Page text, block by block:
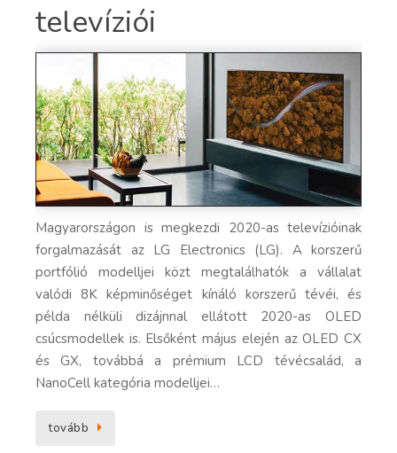
televíziói
Magyarországon is megkezdi 2020-as televízióinak
forgalmazását az LG Electronics (LG). A korszerű
portfólió modelljei közt megtalálhatók a vállalat
valódi 8K képminőséget kínáló korszerű tévéi, és
példa nélküli dizájnnal ellátott 2020-as OLED
csúcsmodellek is. Elsőként május elején az OLED CX
és GX, továbbá a prémium LCD tévécsalád, a
NanoCell kategória modelljei…
tovább